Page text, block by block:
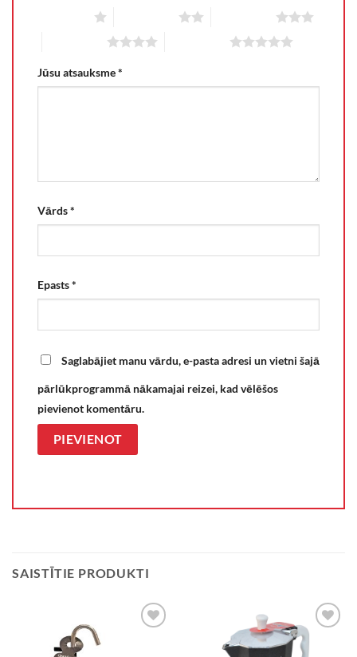
Jūsu atsauksme*
Vārds*
Epasts*
Saglabājiet manu vārdu, e-pasta adresi un vietni šajā
pārlūkprogrammā nākamajai reizei, kad vēlēšos
pievienot komentāru.
SAISTĪTIE PRODUKTI